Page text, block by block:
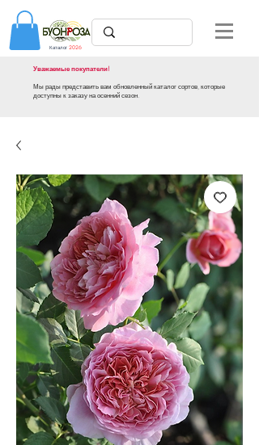
Уважаемые покупатели!
Мы рады представить вам обновленный каталог сортов, которые
доступны к заказу на осенний сезон.
Каталог 2026